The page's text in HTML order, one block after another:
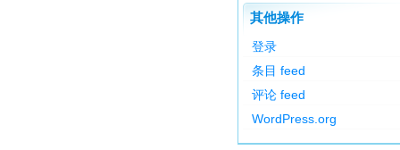
其他操作
登录
条目 feed
评论 feed
WordPress.org